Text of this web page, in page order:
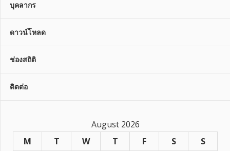
บุคลากร
ดาวน์โหลด
ช่องสถิติ
ติดต่อ
August 2026
M
T W T F S S